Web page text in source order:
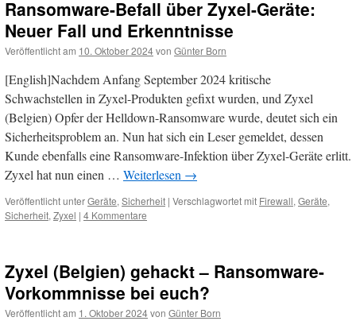
Ransomware-Befall über Zyxel-Geräte:
Neuer Fall und Erkenntnisse
Veröffentlicht am 10. Oktober 2024von Günter Born
[English]Nachdem Anfang September 2024 kritische
Schwachstellen in Zyxel-Produkten gefixt wurden, und Zyxel
(Belgien) Opfer der Helldown-Ransomware wurde, deutet sich ein
Sicherheitsproblem an. Nun hat sich ein Leser gemeldet, dessen
Kunde ebenfalls eine Ransomware-Infektion über Zyxel-Geräte erlitt.
Zyxel hat nun einen … Weiterlesen →
Veröffentlicht unterGeräte, Sicherheit | Verschlagwortet mit Firewall, Geräte,
Sicherheit, Zyxel | 4 Kommentare
Zyxel (Belgien) gehackt – Ransomware-
Vorkommnisse bei euch?
Veröffentlicht am 1. Oktober 2024von Günter Born